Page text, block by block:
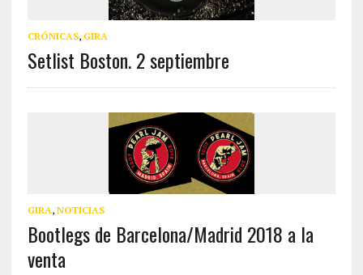
CRÓNICAS, GIRA
Setlist Boston. 2 septiembre
GIRA, NOTICIAS
Bootlegs de Barcelona/Madrid 2018 a la
venta